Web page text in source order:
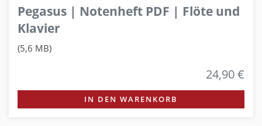
Pegasus | Notenheft PDF | Flöte und
Klavier
(5,6 MB)
24,90 €
IN DEN WARENKORB